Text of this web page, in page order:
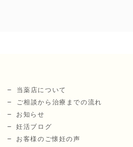
当薬店について
ご相談から治療までの流れ
お知らせ
妊活ブログ
お客様のご懐妊の声